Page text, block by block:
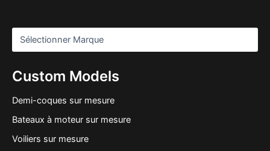
Custom Models
Demi-coques sur mesure
Bateaux à moteur sur mesure
Voiliers sur mesure